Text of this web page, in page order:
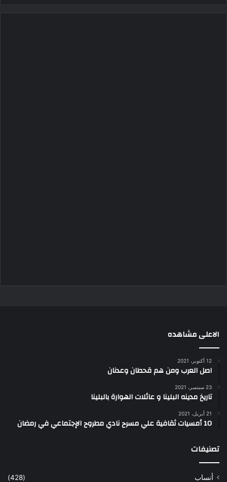
الاعلى مشاهده
12 أكتوبر، 2021
اصل العرب ومن هم قحطان وعدنان
23 سبتمبر، 2021
تاريخ مدينه البلينا و عائلات الهوارة بالبلينا
21 أبريل، 2021
10 أمسيات ثقافية علي مسرح نادي مطروح الإجتماعي في رمضان
تصنيفات
أنساب
(428)